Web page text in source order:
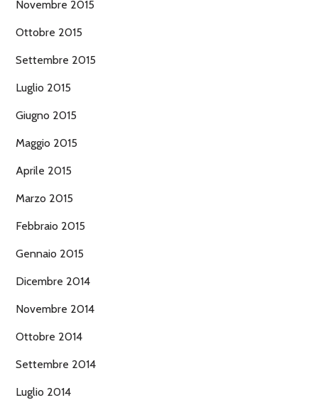
Novembre 2015
Ottobre 2015
Settembre 2015
Luglio 2015
Giugno 2015
Maggio 2015
Aprile 2015
Marzo 2015
Febbraio 2015
Gennaio 2015
Dicembre 2014
Novembre 2014
Ottobre 2014
Settembre 2014
Luglio 2014